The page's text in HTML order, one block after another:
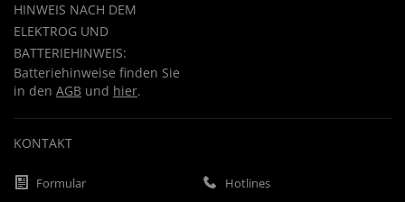
HINWEIS NACH DEM
ELEKTROG UND
BATTERIEHINWEIS:
Batteriehinweise finden Sie
in den AGB und hier.
KONTAKT
Formular
Hotlines